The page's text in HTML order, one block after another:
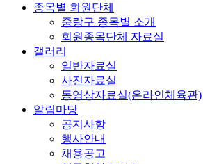
종목별 회원단체
중랑구 종목별 소개
회원종목단체 자료실
갤러리
일반자료실
사진자료실
동영상자료실(온라인체육관)
알림마당
공지사항
행사안내
채용공고